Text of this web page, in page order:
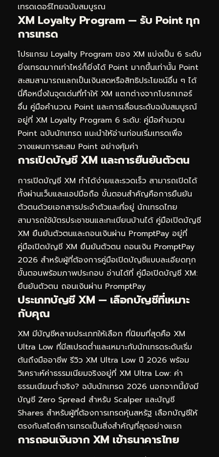
เทรดเดอร์ไทยฉบับสมบูรณ
XM Loyalty Program — รับ Point ทุก
การเทรด
โปรแกรม Loyalty Program ของ XM แบ่งเป็น 6 ระดับ
ยิ่งเทรดมากเท่าไหร่ก็ยิ่งได้ Point มากขึ้นเท่านั้น Point
สะสมสามารถแลกเป็นเงินสดหรือสิทธิประโยชน์อื่น ๆ ได้
นี่คือหนึ่งในจุดเด่นที่ทำให้ XM แตกต่างจากโบรกเกอร์
อื่น คู่มือคำนวณ Point และการเลื่อนระดับฉบับสมบูรณ์
อยู่ที่ XM Loyalty Program 6 ระดับ: คู่มือคำนวณ
Point ฉบับนักเทรด แนะนำให้อ่านก่อนเริ่มเทรดเพื่อ
วางแผนการสะสม Point อย่างคุ้มค่า
การเปิดบัญชี XM และการยืนยันตัวตน
การเปิดบัญชี XM ทำได้ง่ายและรวดเร็ว สามารถเปิดได้
ทั้งผ่านเว็บและแอปมือถือ ขั้นตอนสำคัญคือการยืนยัน
ตัวตนด้วยเอกสารประจำตัวและที่อยู่ นักเทรดไทย
สามารถใช้บัตรประชาชนและทะเบียนบ้านได้ คู่มือเปิดบัญชี
XM ยืนยันตัวตนและถอนเงินผ่าน PromptPay อยู่ที่
คู่มือเปิดบัญชี XM ยืนยันตัวตน ถอนเงิน PromptPay
2026 สำหรับผู้ที่ต้องการคู่มือเปิดบัญชีแบบละเอียดทุก
ขั้นตอนพร้อมภาพประกอบ อ่านได้ที่ คู่มือเปิดบัญชี XM:
ยืนยันตัวตน ถอนเงินผ่าน PromptPay
ประเภทบัญชี XM — เลือกบัญชีที่เหมาะ
กับคุณ
XM มีบัญชีหลายประเภทให้เลือก ที่นิยมที่สุดคือ XM
Ultra Low ที่มีสเปรดต่ำและเหมาะกับนักเทรดระดับเริ่ม
ต้นถึงมืออาชีพ รีวิว XM Ultra Low ปี 2026 พร้อม
วิเคราะห์ค่าธรรมเนียมจริงอยู่ที่ XM Ultra Low: ค่า
ธรรมเนียมต่ำจริง? ฉบับนักเทรด 2026 นอกจากนี้ยังมี
บัญชี Zero Spread สำหรับ Scalper และบัญชี
Shares สำหรับผู้ที่ต้องการเทรดหุ้นสหรัฐ เลือกบัญชีให้
ตรงกับสไตล์การเทรดเป็นสิ่งสำคัญที่สุดอย่างแรก
การถอนเงินจาก XM เข้าธนาคารไทย